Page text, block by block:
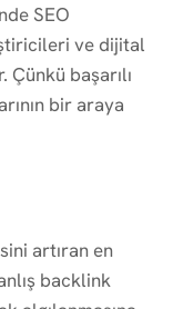
SEO
ve dijital
başarılı
bir araya
artıran en
backlink